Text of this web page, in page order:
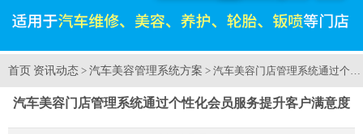
首页 资讯动态 > 汽车美容管理系统方案 > 汽车美容门店管理系统通过个
汽车美容门店管理系统通过个性化会员服务提升客户满意度